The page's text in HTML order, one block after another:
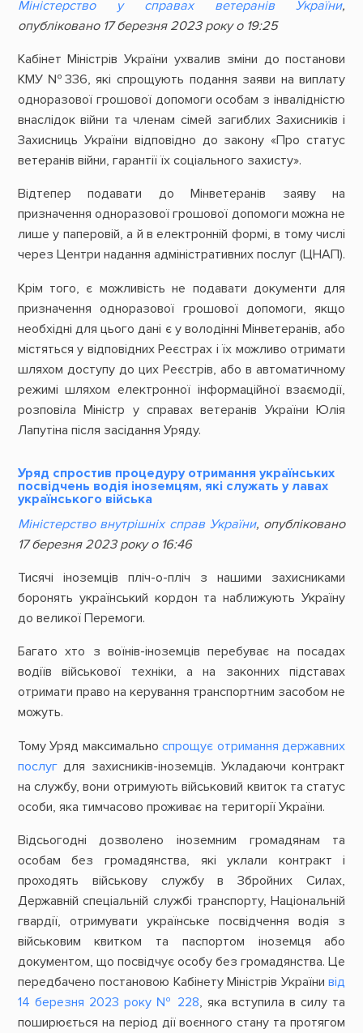
Міністерство у справах ветеранів України,
опубліковано 17 березня 2023 року о 19:25
Кабінет Міністрів України ухвалив зміни до постанови
КМУ №336, які спрощують подання заяви на виплату
одноразової грошової допомоги особам з інвалідністю
внаслідок війни та членам сімей загиблих Захисників і
Захисниць України відповідно до закону «Про статус
ветеранів війни, гарантії їх соціального захисту».
Відтепер подавати до Мінветеранів заяву на
призначення одноразової грошової допомоги можна не
лише у паперовій, а й в електронній формі, в тому числі
через Центри надання адміністративних послуг (ЦНАП).
Крім того, є можливість не подавати документи для
призначення одноразової грошової допомоги, якщо
необхідні для цього дані є у володінні Мінветеранів, або
містяться у відповідних Реєстрах і їх можливо отримати
шляхом доступу до цих Реєстрів, або в автоматичному
режимі шляхом електронної інформаційної взаємодії,
розповіла Міністр у справах ветеранів України Юлія
Лапутіна після засідання Уряду.
Уряд спростив процедуру отримання українських
посвідчень водія іноземцям, які служать у лавах
українського війська
Міністерство внутрішніх справ України, опубліковано
17 березня 2023 року о 16:46
Тисячі іноземців пліч-о-пліч з нашими захисниками
боронять український кордон та наближують Україну
до великої Перемоги.
Багато хто з воїнів-іноземців перебуває на посадах
водіїв військової техніки, а на законних підставах
отримати право на керування транспортним засобом не
можуть.
Тому Уряд максимальноспрощує отримання державних
послугдля захисників-іноземців. Укладаючи контракт
на службу, вони отримують військовий квиток та статус
особи, яка тимчасово проживає на території України.
Відсьогодні дозволено іноземним громадянам та
особам без громадянства, які уклали контракт і
проходять військову службу в Збройних Силах,
Державній спеціальній службі транспорту, Національній
гвардії, отримувати українське посвідчення водія з
військовим квитком та паспортом іноземця або
документом, що посвідчує особу без громадянства. Це
передбачено постановою Кабінету Міністрів Українивід
14 березня 2023 року № 228, яка вступила в силу та
поширюється на період дії воєнного стану та протягом